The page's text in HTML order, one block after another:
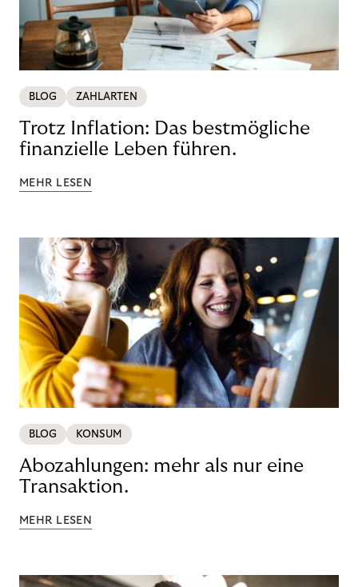
BLOG ZAHLARTEN
Trotz Inflation: Das bestmögliche
finanzielle Leben führen.
MEHR LESEN
BLOG KONSUM
Abozahlungen: mehr als nur eine
Transaktion.
MEHR LESEN